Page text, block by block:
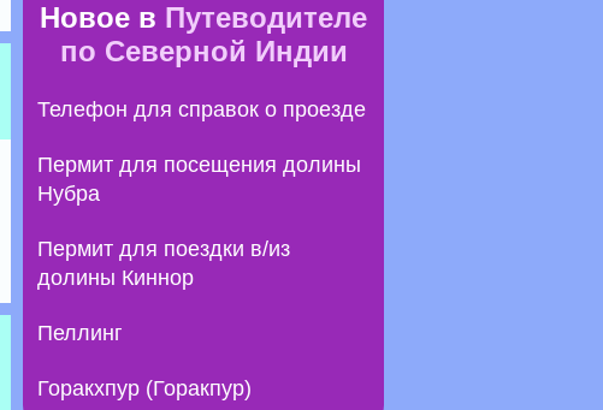
Новое в Путеводителе
по Северной Индии
Телефон для справок о проезде
Пермит для посещения долины
Нубра
Пермит для поездки в/из
долины Киннор
Пеллинг
Горакхпур (Горакпур)